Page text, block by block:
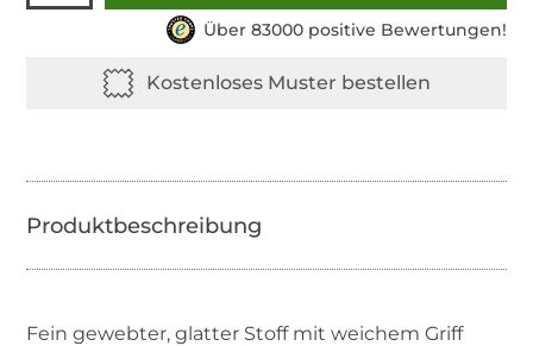
Über 83000 positive Bewertungen!
Fein gewebter, glatter Stoff mit weichem Griff